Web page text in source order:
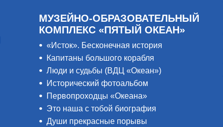
МУЗЕЙНО-ОБРАЗОВАТЕЛЬНЫЙ
КОМПЛЕКС «ПЯТЫЙ ОКЕАН»
«Исток». Бесконечная история
Капитаны большого корабля
Люди и судьбы (ВДЦ «Океан»)
Исторический фотоальбом
Первопроходцы «Океана»
Это наша с тобой биография
Души прекрасные порывы